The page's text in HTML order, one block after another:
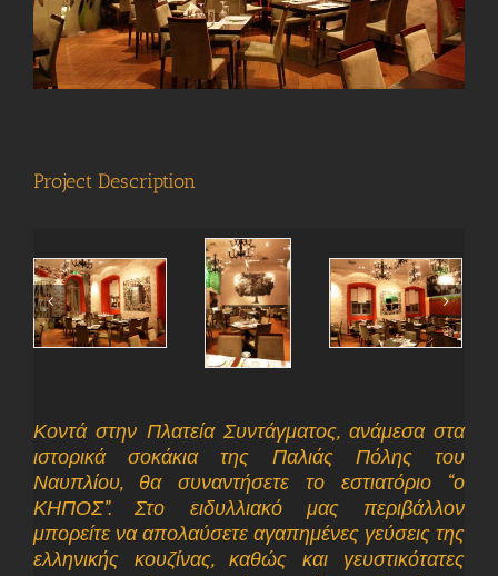
Project Description
Κοντά στην Πλατεία Συντάγματος, ανάμεσα στα
ιστορικά σοκάκια της Παλιάς Πόλης του
Ναυπλίου, θα συναντήσετε το εστιατόριο “ο
ΚΗΠΟΣ”. Στο ειδυλλιακό μας περιβάλλον
μπορείτε να απολαύσετε αγαπημένες γεύσεις της
ελληνικής κουζίνας, καθώς και γευστικότατες